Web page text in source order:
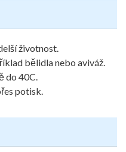
životnost.
bělidla nebo aviváž.
do 40C.
potisk.